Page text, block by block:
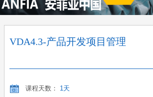
VDA4.3-产品开发项目管理
课程天数： 1天